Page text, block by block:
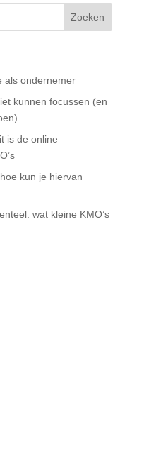
als ondernemer
kunnen focussen (en
is de online
kun je hiervan
wat kleine KMO’s